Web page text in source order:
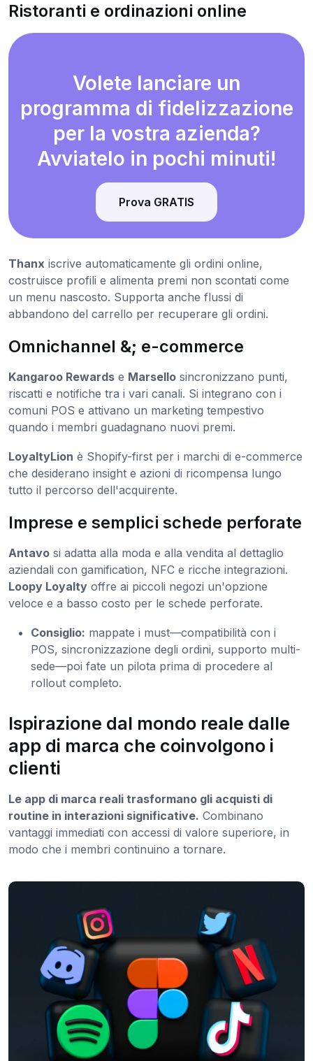
Ristoranti e ordinazioni online
Volete lanciare un
programma di fidelizzazione
per la vostra azienda?
Avviatelo in pochi minuti!
Prova GRATIS
Thanx iscrive automaticamente gli ordini online,
costruisce profili e alimenta premi non scontati come
un menu nascosto. Supporta anche flussi di
abbandono del carrello per recuperare gli ordini.
Omnichannel &; e-commerce
Kangaroo Rewards e Marsello sincronizzano punti,
riscatti e notifiche tra i vari canali. Si integrano con i
comuni POS e attivano un marketing tempestivo
quando i membri guadagnano nuovi premi.
LoyaltyLion è Shopify-first per i marchi di e-commerce
che desiderano insight e azioni di ricompensa lungo
tutto il percorso dell'acquirente.
Imprese e semplici schede perforate
Antavo si adatta alla moda e alla vendita al dettaglio
aziendali con gamification, NFC e ricche integrazioni.
Loopy Loyalty offre ai piccoli negozi un'opzione
veloce e a basso costo per le schede perforate.
Consiglio: mappate i must—compatibilità con i
POS, sincronizzazione degli ordini, supporto multi-
sede—poi fate un pilota prima di procedere al
rollout completo.
Ispirazione dal mondo reale dalle
app di marca che coinvolgono i
clienti
Le app di marca reali trasformano gli acquisti di
routine in interazioni significative. Combinano
vantaggi immediati con accessi di valore superiore, in
modo che i membri continuino a tornare.